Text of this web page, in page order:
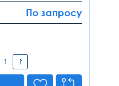
По запросу